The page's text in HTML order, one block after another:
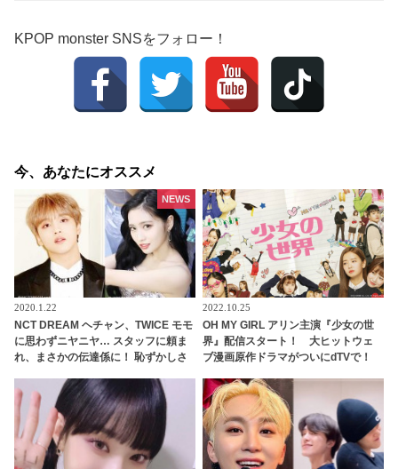
KPOP monster SNSをフォロー！
今、あなたにオススメ
2020.1.22
NCT DREAM ヘチャン、TWICE モモ
に思わずニヤニヤ… スタッフに頼ま
れ、まさかの伝達係に！ 恥ずかしさ
する、かわいいすぎる姿に、ファン
の視線釘づけ
NEWS
2022.10.25
OH MY GIRL アリン主演『少女の世
界』配信スタート！ 大ヒットウェ
ブ漫画原作ドラマがついにdTVで！
ドラマを見逃すな